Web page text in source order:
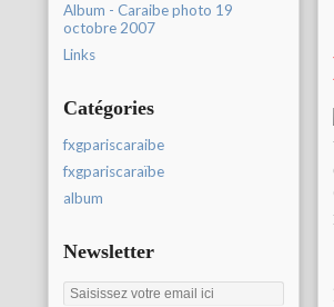
Album - Caraibe photo 19
octobre 2007
Links
Catégories
fxgpariscaraibe
fxgpariscaraïbe
album
Newsletter